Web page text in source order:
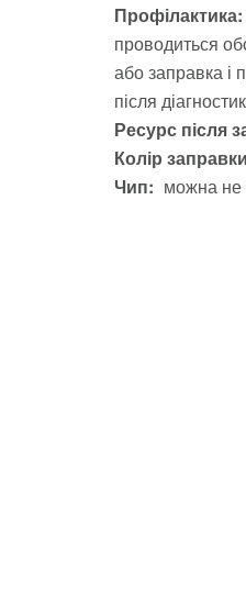
Профілактика:
проводиться
або заправка і
після
Ресурс після
Колір
Чип: можна не